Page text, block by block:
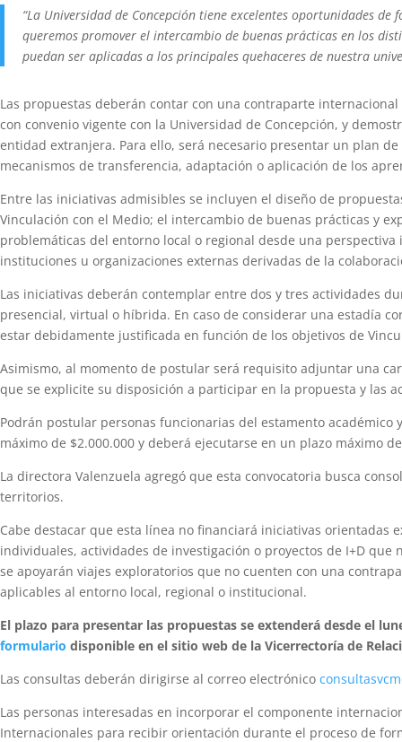
“La Universidad de Concepción tiene excelentes oportunidades
queremos promover el intercambio de buenas prácticas en los
puedan ser aplicadas a los principales quehaceres de nuestra
Las propuestas deberán contar con una contraparte
con convenio vigente con la Universidad de Concepción, y
entidad extranjera. Para ello, será necesario presentar un plan
mecanismos de transferencia, adaptación o aplicación de los
Entre las iniciativas admisibles se incluyen el diseño de
Vinculación con el Medio; el intercambio de buenas prácticas y
problemáticas del entorno local o regional desde una
instituciones u organizaciones externas derivadas de la
Las iniciativas deberán contemplar entre dos y tres actividades
presencial, virtual o híbrida. En caso de considerar una estadía
estar debidamente justificada en función de los objetivos de
Asimismo, al momento de postular será requisito adjuntar una
que se explicite su disposición a participar en la propuesta y las
Podrán postular personas funcionarias del estamento
máximo de $2.000.000 y deberá ejecutarse en un plazo máximo
La directora Valenzuela agregó que esta convocatoria busca
territorios.
Cabe destacar que esta línea no financiará iniciativas orientadas
individuales, actividades de investigación o proyectos de I+D
se apoyarán viajes exploratorios que no cuenten con una
aplicables al entorno local, regional o institucional.
El plazo para presentar las propuestas se extenderá desde el
formulario disponible en el sitio web de la Vicerrectoría de
Las consultas deberán dirigirse al correo electrónico
Las personas interesadas en incorporar el componente
Internacionales para recibir orientación durante el proceso de